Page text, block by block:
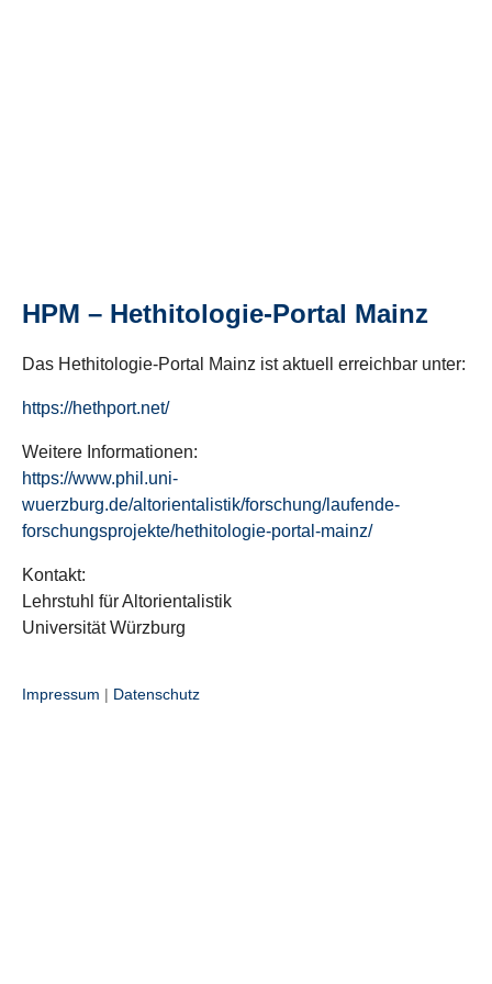
HPM – Hethitologie-Portal Mainz
Das Hethitologie-Portal Mainz ist aktuell erreichbar unter:
https://hethport.net/
Weitere Informationen:
https://www.phil.uni-
wuerzburg.de/altorientalistik/forschung/laufende-
forschungsprojekte/hethitologie-portal-mainz/
Kontakt:
Lehrstuhl für Altorientalistik
Universität Würzburg
Impressum | Datenschutz